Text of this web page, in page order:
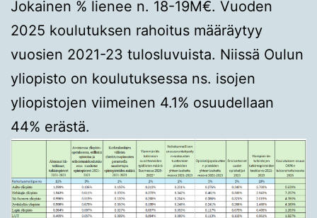
Jokainen % lienee n. 18-19M€. Vuoden
2025 koulutuksen rahoitus määräytyy
vuosien 2021-23 tulosluvuista. Niissä Oulun
yliopisto on koulutuksessa ns. isojen
yliopistojen viimeinen 4.1% osuudellaan
44% erästä.